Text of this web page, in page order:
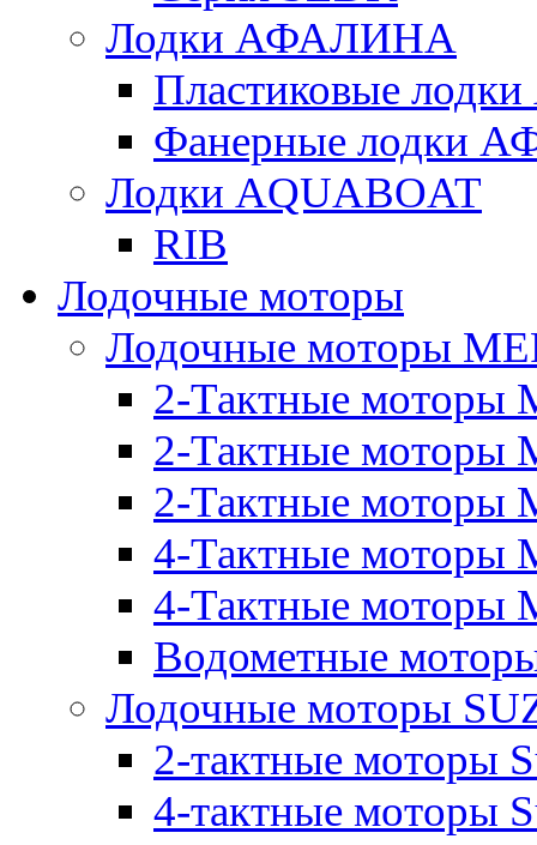
Лодки АФАЛИНА
Пластиковые
Фанерные лодки
Лодки AQUABOAT
RIB
Лодочные моторы
Лодочные моторы
2-Тактные моторы
2-Тактные моторы
2-Тактные моторы
4-Тактные моторы
4-Тактные моторы
Водометные
Лодочные моторы
2-тактные моторы
4-тактные моторы